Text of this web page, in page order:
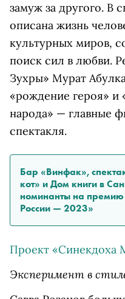
замуж за другого. В
описана жизнь
культурных миров,
поиск сил в любви.
Зухры» Мурат
«рождение героя» и
народа» — главные
спектакля.
Бар «Винфак»,
кот» и Дом книги в
номинанты на
России — 2023»
Проект «Синекдоха
Эксперимент в